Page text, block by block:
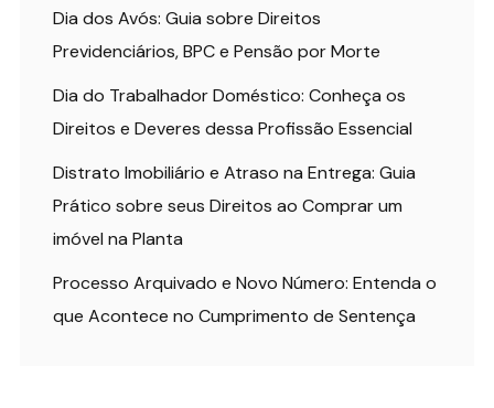
Dia dos Avós: Guia sobre Direitos
Previdenciários, BPC e Pensão por Morte
Dia do Trabalhador Doméstico: Conheça os
Direitos e Deveres dessa Profissão Essencial
Distrato Imobiliário e Atraso na Entrega: Guia
Prático sobre seus Direitos ao Comprar um
imóvel na Planta
Processo Arquivado e Novo Número: Entenda o
que Acontece no Cumprimento de Sentença